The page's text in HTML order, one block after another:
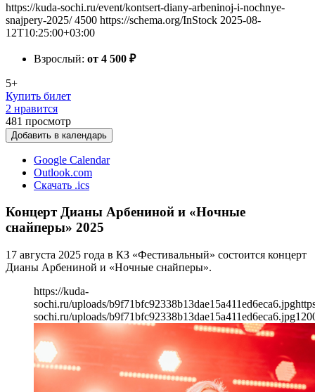
https://kuda-sochi.ru/event/kontsert-diany-arbeninoj-i-nochnye-
snajpery-2025/ 4500 https://schema.org/InStock 2025-08-
12T10:25:00+03:00
Взрослый: от 4 500 ₽
5+
Купить билет
2 нравится
481 просмотр
Добавить в календарь
Google Calendar
Outlook.com
Скачать .ics
Концерт Дианы Арбениной и «Ночные
снайперы» 2025
17 августа 2025 года в КЗ «Фестивальный» состоится концерт
Дианы Арбениной и «Ночные снайперы».
https://kuda-
sochi.ru/uploads/b9f71bfc92338b13dae15a411ed6eca6.jpg
sochi.ru/uploads/b9f71bfc92338b13dae15a411ed6eca6.jpg